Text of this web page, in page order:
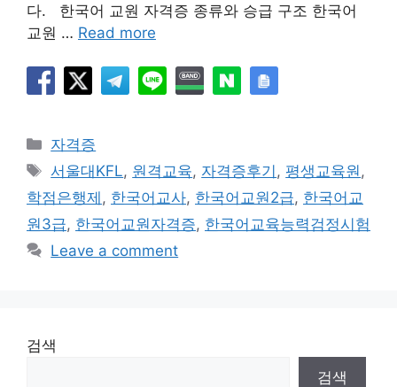
다. 한국어 교원 자격증 종류와 승급 구조 한국어
교원 … Read more
Categories
자격증
Tags
서울대KFL, 원격교육, 자격증후기 , 평생교육원,
학점은행제 , 한국어교사, 한국어교원2급, 한국어교
원3급, 한국어교원자격증, 한국어교육능력검정시험
Leave a comment
검색
검색